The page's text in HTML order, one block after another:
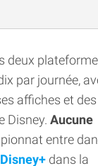
deux
par journée,
affiches et des
Disney. Aucune
entre
Disney+ dans la